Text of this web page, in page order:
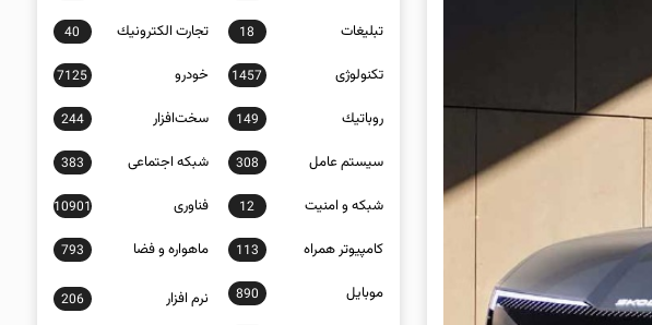
تبلیغات 18 تجارت الكترونيك 40
تکنولوژی 1457 خودرو 7125
روباتيك 149 سخت‌افزار 244
سيستم عامل 308 شبكه اجتماعی 383
شبكه و امنيت 12 فناوری 10901
كامپيوتر همراه 113 ماهواره و فضا 793
موبايل 890 نرم افزار 206